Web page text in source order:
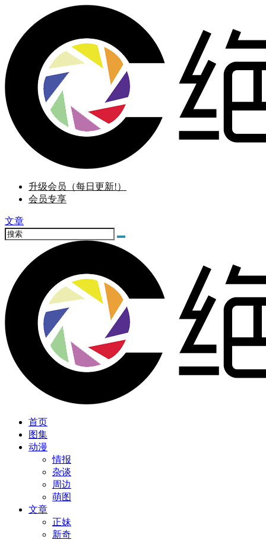
升级会员（每日更新!）
会员专享
文章
首页
图集
动漫
情报
杂谈
周边
萌图
文章
正妹
新奇